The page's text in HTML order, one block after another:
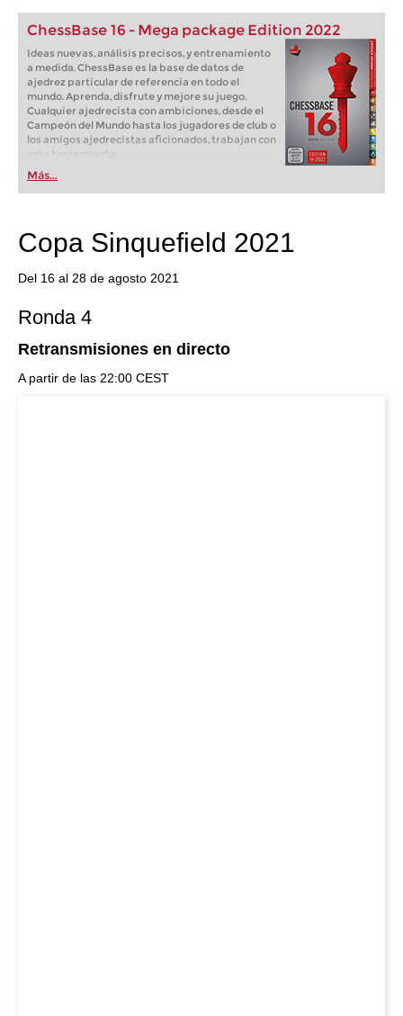
ChessBase 16 - Mega package Edition 2022
Ideas nuevas, análisis precisos, y entrenamiento
a medida. ChessBase es la base de datos de
ajedrez particular de referencia en todo el
mundo. Aprenda, disfrute y mejore su juego.
Cualquier ajedrecista con ambiciones, desde el
Campeón del Mundo hasta los jugadores de club o
los amigos ajedrecistas aficionados, trabajan con
Más...
Copa Sinquefield 2021
Del 16 al 28 de agosto 2021
Ronda 4
Retransmisiones en directo
A partir de las 22:00 CEST